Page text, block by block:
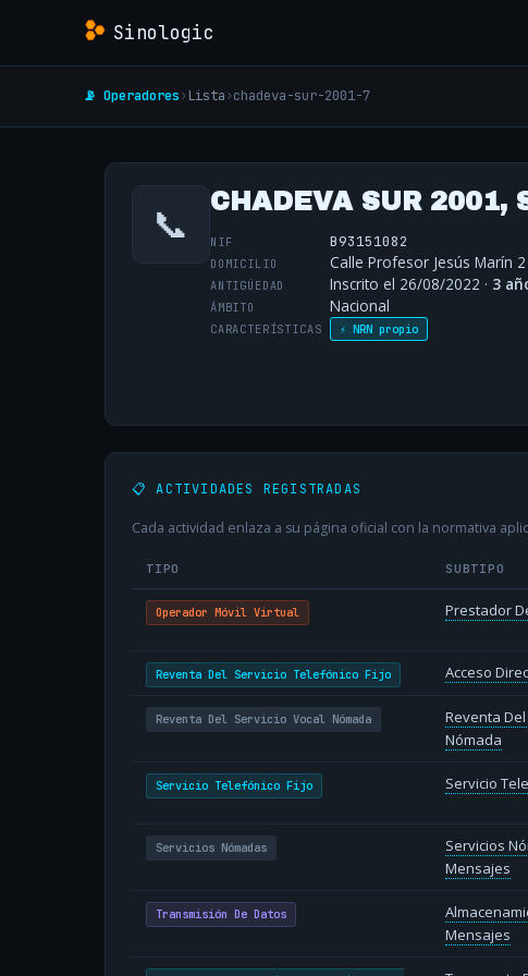
Sinologic
📡 Operadores› Lista›chadeva-sur-2001-7
📞 CHADEVA SUR 2001,
NIF B93151082
DOMICILIO Calle Profesor Jesús Marín
ANTIGÜEDAD Inscrito el 26/08/2022 · 3
ÁMBITO Nacional
CARACTERÍSTICAS ⚡ NRN propio
📋 ACTIVIDADES REGISTRADAS
Cada actividad enlaza a su página oficial con la normativa
TIPO SUBTIPO
Operador Móvil Virtual Prestador
Reventa Del Servicio Telefónico Fijo Acceso
Reventa Del Servicio Vocal Nómada
Reventa
Nómada
Servicio Telefónico Fijo Servicio
Servicios Nómadas
Servicios
Mensajes
Transmisión De Datos
Mensajes